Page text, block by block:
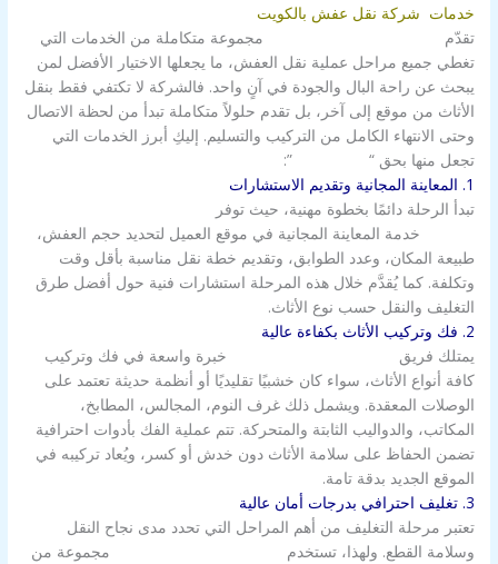
خدمات ‌‌ شركة نقل عفش بالكويت
تقدّم ‌
مجموعة متكاملة من الخدمات التي
تغطي جميع مراحل عملية نقل العفش، ما يجعلها الاختيار الأفضل لمن
يبحث عن راحة البال والجودة في آنٍ واحد. فالشركة لا تكتفي فقط بنقل
الأثاث من موقع إلى آخر، بل تقدم حلولاً متكاملة تبدأ من لحظة الاتصال
وحتى الانتهاء الكامل من التركيب والتسليم. إليكِ أبرز الخدمات التي
تجعل منها بحق “ شركة الزور”:
1. المعاينة المجانية وتقديم الاستشارات
تبدأ الرحلة دائمًا بخطوة مهنية، حيث توفر
خدمة المعاينة المجانية في موقع العميل لتحديد حجم العفش،
طبيعة المكان، وعدد الطوابق، وتقديم خطة نقل مناسبة بأقل وقت
وتكلفة. كما يُقدَّم خلال هذه المرحلة استشارات فنية حول أفضل طرق
التغليف والنقل حسب نوع الأثاث.
2. فك وتركيب الأثاث بكفاءة عالية
يمتلك فريق
خبرة واسعة في فك وتركيب
كافة أنواع الأثاث، سواء كان خشبيًا تقليديًا أو أنظمة حديثة تعتمد على
الوصلات المعقدة. ويشمل ذلك غرف النوم، المجالس، المطابخ،
المكاتب، والدواليب الثابتة والمتحركة. تتم عملية الفك بأدوات احترافية
تضمن الحفاظ على سلامة الأثاث دون خدش أو كسر، ويُعاد تركيبه في
الموقع الجديد بدقة تامة.
3. تغليف احترافي بدرجات أمان عالية
تعتبر مرحلة التغليف من أهم المراحل التي تحدد مدى نجاح النقل
وسلامة القطع. ولهذا، تستخدم
مجموعة من